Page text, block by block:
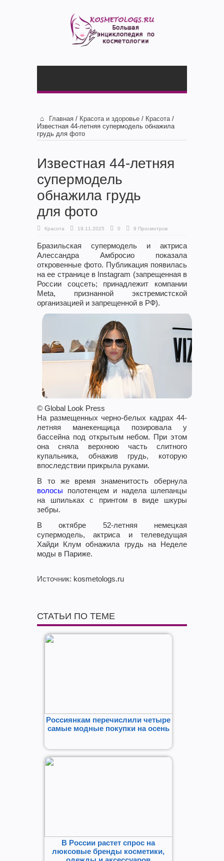
Главная / Красота и здоровье / Красота /
Известная 44-летняя супермодель обнажила
грудь для фото
Известная 44-летняя
супермодель
обнажила грудь
для фото
Красота 19.11.2025 0 9 Просмотров
Бразильская супермодель и актриса
Алессандра Амбросио показала
откровенные фото. Публикация появилась
на ее странице в Instagram (запрещенная в
России соцсеть; принадлежит компании
Meta, признанной экстремистской
организацией и запрещенной в РФ).
© Global Look Press
На размещенных черно-белых кадрах 44-
летняя манекенщица позировала у
бассейна под открытым небом. При этом
она сняла верхнюю часть слитного
купальника, обнажив грудь, которую
впоследствии прикрыла руками.
В то же время знаменитость обернула
волосы полотенцем и надела шлепанцы
на шпильках с принтом в виде шкуры
зебры.
В октябре 52-летняя немецкая
супермодель, актриса и телеведущая
Хайди Клум обнажила грудь на Неделе
моды в Париже.
Источник: kosmetologs.ru
СТАТЬИ ПО ТЕМЕ
Россиянкам перечислили четыре
самые модные покупки на осень
В России растет спрос на
люксовые бренды косметики,